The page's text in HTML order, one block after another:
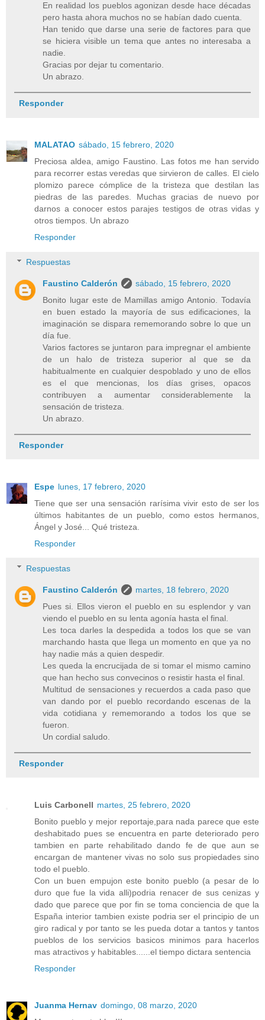
En realidad los pueblos agonizan desde hace décadas
pero hasta ahora muchos no se habían dado cuenta.
Han tenido que darse una serie de factores para que
se hiciera visible un tema que antes no interesaba a
nadie.
Gracias por dejar tu comentario.
Un abrazo.
Responder
MALATAO sábado, 15 febrero, 2020
Preciosa aldea, amigo Faustino. Las fotos me han servido
para recorrer estas veredas que sirvieron de calles. El cielo
plomizo parece cómplice de la tristeza que destilan las
piedras de las paredes. Muchas gracias de nuevo por
darnos a conocer estos parajes testigos de otras vidas y
otros tiempos. Un abrazo
Responder
Respuestas
Faustino Calderón
sábado, 15 febrero, 2020
Bonito lugar este de Mamillas amigo Antonio. Todavía
en buen estado la mayoría de sus edificaciones, la
imaginación se dispara rememorando sobre lo que un
día fue.
Varios factores se juntaron para impregnar el ambiente
de un halo de tristeza superior al que se da
habitualmente en cualquier despoblado y uno de ellos
es el que mencionas, los días grises, opacos
contribuyen a aumentar considerablemente la
sensación de tristeza.
Un abrazo.
Responder
Espe lunes, 17 febrero, 2020
Tiene que ser una sensación rarísima vivir esto de ser los
últimos habitantes de un pueblo, como estos hermanos,
Ángel y José... Qué tristeza.
Responder
Respuestas
Faustino Calderón
martes, 18 febrero, 2020
Pues si. Ellos vieron el pueblo en su esplendor y van
viendo el pueblo en su lenta agonía hasta el final.
Les toca darles la despedida a todos los que se van
marchando hasta que llega un momento en que ya no
hay nadie más a quien despedir.
Les queda la encrucijada de si tomar el mismo camino
que han hecho sus convecinos o resistir hasta el final.
Multitud de sensaciones y recuerdos a cada paso que
van dando por el pueblo recordando escenas de la
vida cotidiana y rememorando a todos los que se
fueron.
Un cordial saludo.
Responder
Luis Carbonell martes, 25 febrero, 2020
Bonito pueblo y mejor reportaje,para nada parece que este
deshabitado pues se encuentra en parte deteriorado pero
tambien en parte rehabilitado dando fe de que aun se
encargan de mantener vivas no solo sus propiedades sino
todo el pueblo.
Con un buen empujon este bonito pueblo (a pesar de lo
duro que fue la vida alli)podria renacer de sus cenizas y
dado que parece que por fin se toma conciencia de que la
España interior tambien existe podria ser el principio de un
giro radical y por tanto se les pueda dotar a tantos y tantos
pueblos de los servicios basicos minimos para hacerlos
mas atractivos y habitables......el tiempo dictara sentencia
Responder
Juanma Hernav domingo, 08 marzo, 2020